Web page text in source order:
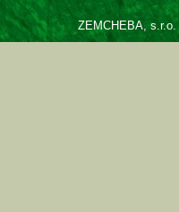
ZEMCHEBA,